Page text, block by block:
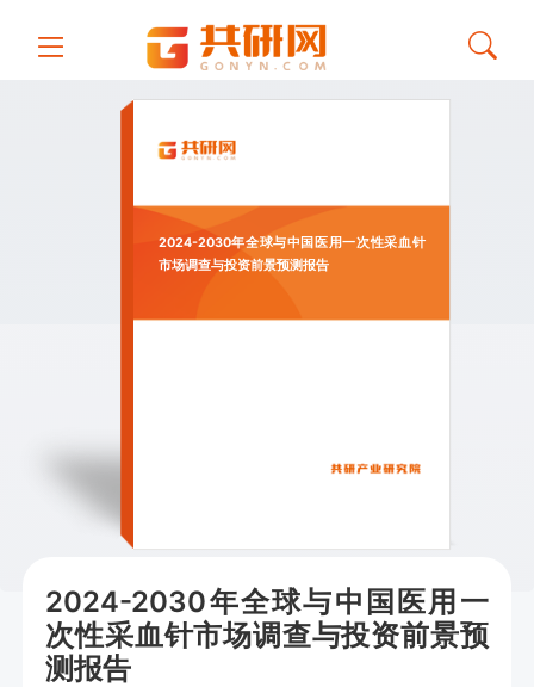
2024-2030年全球与中国医用一次性采血针
市场调查与投资前景预测报告
2024-2030年全球与中国医用一
次性采血针市场调查与投资前景预
测报告